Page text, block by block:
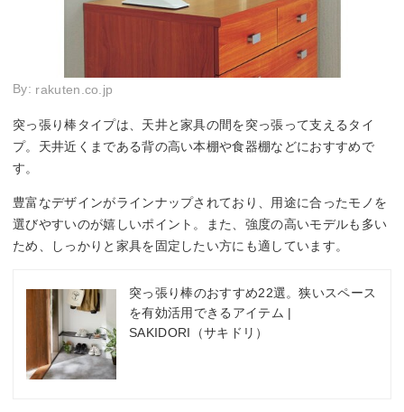
By: rakuten.co.jp
突っ張り棒タイプは、天井と家具の間を突っ張って支えるタイ
プ。天井近くまである背の高い本棚や食器棚などにおすすめで
す。
豊富なデザインがラインナップされており、用途に合ったモノを
選びやすいのが嬉しいポイント。また、強度の高いモデルも多い
ため、しっかりと家具を固定したい方にも適しています。
突っ張り棒のおすすめ22選。狭いスペース
を有効活用できるアイテム |
SAKIDORI（サキドリ）